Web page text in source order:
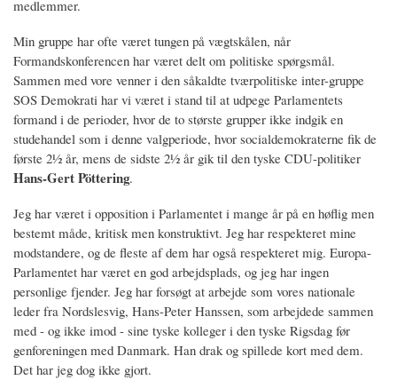
medlemmer.
Min gruppe har ofte været tungen på vægtskålen, når
Formandskonferencen har været delt om politiske spørgsmål.
Sammen med vore venner i den såkaldte tværpolitiske inter-gruppe
SOS Demokrati har vi været i stand til at udpege Parlamentets
formand i de perioder, hvor de to største grupper ikke indgik en
studehandel som i denne valgperiode, hvor socialdemokraterne fik de
første 2½ år, mens de sidste 2½ år gik til den tyske CDU-politiker
Hans-Gert Pöttering.
Jeg har været i opposition i Parlamentet i mange år på en høflig men
bestemt måde, kritisk men konstruktivt. Jeg har respekteret mine
modstandere, og de fleste af dem har også respekteret mig. Europa-
Parlamentet har været en god arbejdsplads, og jeg har ingen
personlige fjender. Jeg har forsøgt at arbejde som vores nationale
leder fra Nordslesvig, Hans-Peter Hanssen, som arbejdede sammen
med - og ikke imod - sine tyske kolleger i den tyske Rigsdag før
genforeningen med Danmark. Han drak og spillede kort med dem.
Det har jeg dog ikke gjort.